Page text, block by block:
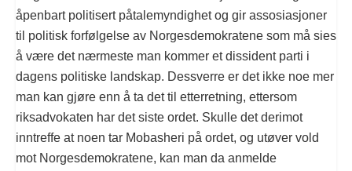
åpenbart politisert påtalemyndighet og gir assosiasjoner
til politisk forfølgelse av Norgesdemokratene som må sies
å være det nærmeste man kommer et dissident parti i
dagens politiske landskap. Dessverre er det ikke noe mer
man kan gjøre enn å ta det til etterretning, ettersom
riksadvokaten har det siste ordet. Skulle det derimot
inntreffe at noen tar Mobasheri på ordet, og utøver vold
mot Norgesdemokratene, kan man da anmelde